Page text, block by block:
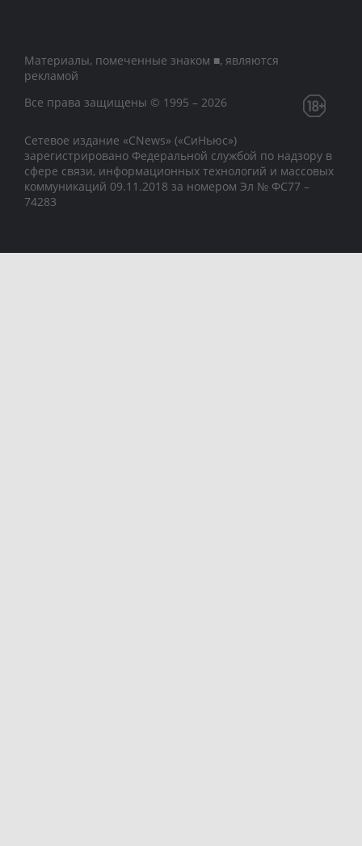
Материалы, помеченные знаком ■, являются
рекламой
Все права защищены © 1995 – 2026
Сетевое издание «CNews» («СиНьюс»)
зарегистрировано Федеральной службой по надзору в
сфере связи, информационных технологий и массовых
коммуникаций 09.11.2018 за номером Эл № ФС77 –
74283